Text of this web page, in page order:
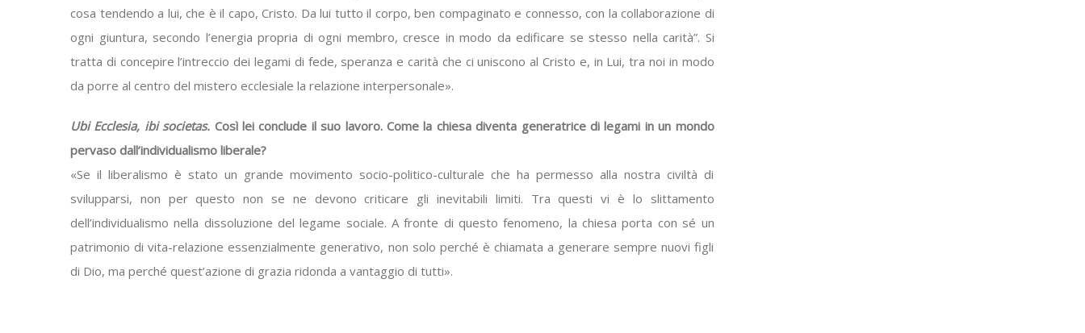
cosa tendendo a lui, che è il capo, Cristo. Da lui tutto il corpo, ben compaginato e connesso, con la collaborazione di
ogni giuntura, secondo l’energia propria di ogni membro, cresce in modo da edificare se stesso nella carità”. Si
tratta di concepire l’intreccio dei legami di fede, speranza e carità che ci uniscono al Cristo e, in Lui, tra noi in modo
da porre al centro del mistero ecclesiale la relazione interpersonale».
Ubi Ecclesia, ibi societas. Così lei conclude il suo lavoro. Come la chiesa diventa generatrice di legami in un mondo
pervaso dall’individualismo liberale?
«Se il liberalismo è stato un grande movimento socio-politico-culturale che ha permesso alla nostra civiltà di
svilupparsi, non per questo non se ne devono criticare gli inevitabili limiti. Tra questi vi è lo slittamento
dell’individualismo nella dissoluzione del legame sociale. A fronte di questo fenomeno, la chiesa porta con sé un
patrimonio di vita-relazione essenzialmente generativo, non solo perché è chiamata a generare sempre nuovi figli
di Dio, ma perché quest’azione di grazia ridonda a vantaggio di tutti».